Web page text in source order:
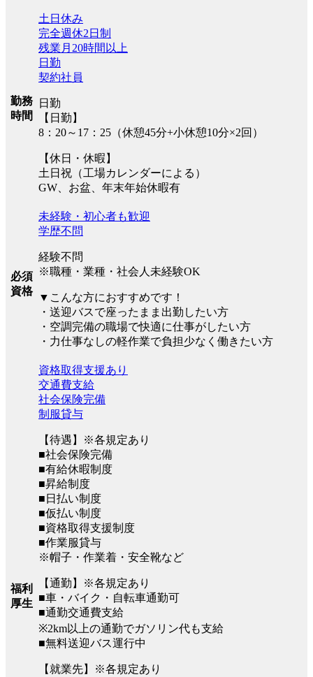
勤務
時間
土日休み
完全週休2日制
残業月20時間以上
日勤
契約社員
日勤
【日勤】
8：20～17：25（休憩45分+小休憩10分×2回）
【休日・休暇】
土日祝（工場カレンダーによる）
GW、お盆、年末年始休暇有
必須
資格
未経験・初心者も歓迎
学歴不問
経験不問
※職種・業種・社会人未経験OK
▼こんな方におすすめです！
・送迎バスで座ったまま出勤したい方
・空調完備の職場で快適に仕事がしたい方
・力仕事なしの軽作業で負担少なく働きたい方
福利
厚生
資格取得支援あり
交通費支給
社会保険完備
制服貸与
【待遇】※各規定あり
■社会保険完備
■有給休暇制度
■昇給制度
■日払い制度
■仮払い制度
■資格取得支援制度
■作業服貸与
※帽子・作業着・安全靴など
【通勤】※各規定あり
■車・バイク・自転車通勤可
■通勤交通費支給
※2km以上の通勤でガソリン代も支給
■無料送迎バス運行中
【就業先】※各規定あり